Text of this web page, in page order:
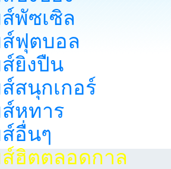
พัซเซิล
ส์ฟุตบอล
ส์ยิงปืน
สนุกเกอร์
ส์หทาร
อื่นๆ
ส์ฮิตตลอดกาล